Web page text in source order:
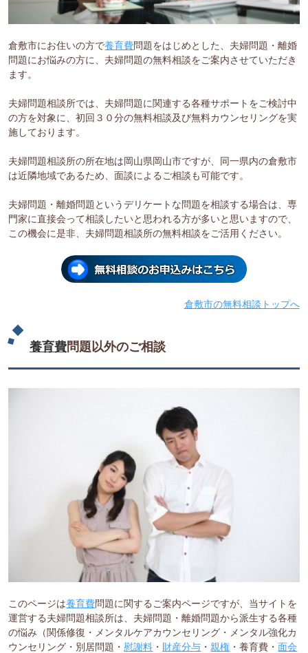
倉敷市にお住いの方で養育費問題をはじめとした、夫婦問題・離婚
問題にお悩みの方に、夫婦問題の無料相談をご案内させていただき
ます。
夫婦問題相談所では、夫婦問題に関連する各種サポートをご検討中
の方を対象に、初回３０分の無料相談及び無料カウンセリングを実
施しております。
夫婦問題相談所の所在地は岡山県岡山市ですが、同一県内の倉敷市
は近隣地域であるため、面談によるご相談も可能です。
夫婦問題・離婚問題というデリケートな問題を相談する場合は、専
門家に直接会って相談したいと思われる方が多いと思いますので、
この機会に是非、夫婦問題相談所の無料相談をご活用ください。
倉敷市の無料相談トップへ
養育費問題以外のご相談
このページは養育費問題に関するご案内ページですが、当サイトを
運営する夫婦問題相談所は、夫婦問題・離婚問題から派生する各種
の悩み（関係修復・メンタルケアカウンセリング・メンタル強化カ
ウンセリング・別居問題・慰謝料 ・ 財産分与 ・親権 ・養育費・面会